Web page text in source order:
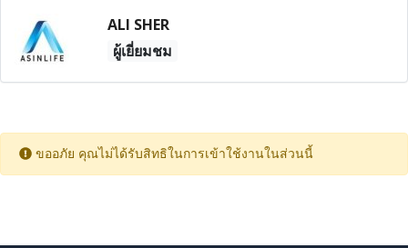
ALI SHER
ผู้เยี่ยมชม
ขออภัย คุณไม่ได้รับสิทธิในการเข้าใช้งานในส่วนนี้